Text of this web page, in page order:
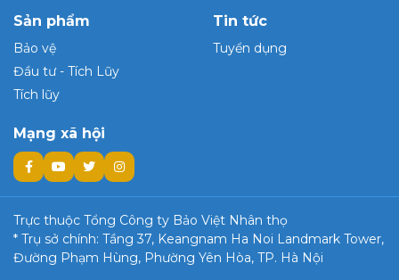
Sản phẩm
Bảo vệ
Đầu tư - Tích Lũy
Tích lũy
Mạng xã hội
Tin tức
Tuyển dụng
Trực thuộc Tổng Công ty Bảo Việt Nhân thọ
* Trụ sở chính: Tầng 37, Keangnam Ha Noi Landmark Tower,
Đường Phạm Hùng, Phường Yên Hòa, TP. Hà Nội